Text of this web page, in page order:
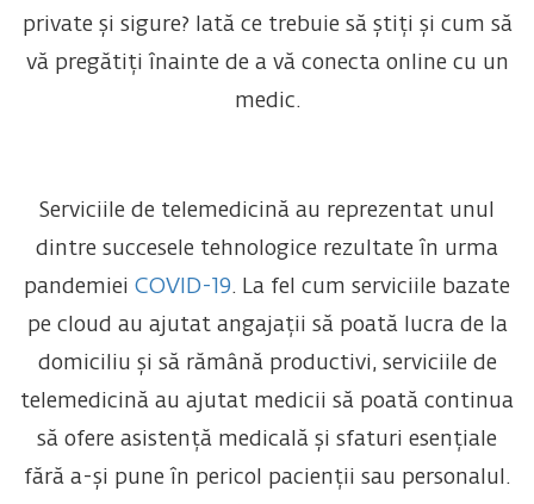
private și sigure? Iată ce trebuie să știți și cum să
vă pregătiți înainte de a vă conecta online cu un
medic.
Serviciile de telemedicină au reprezentat unul
dintre succesele tehnologice rezultate în urma
pandemiei COVID-19. La fel cum serviciile bazate
pe cloud au ajutat angajații să poată lucra de la
domiciliu și să rămână productivi, serviciile de
telemedicină au ajutat medicii să poată continua
să ofere asistență medicală și sfaturi esențiale
fără a-și pune în pericol pacienții sau personalul.